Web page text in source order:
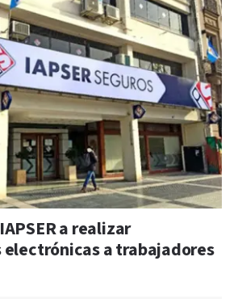
a realizar
a trabajadores